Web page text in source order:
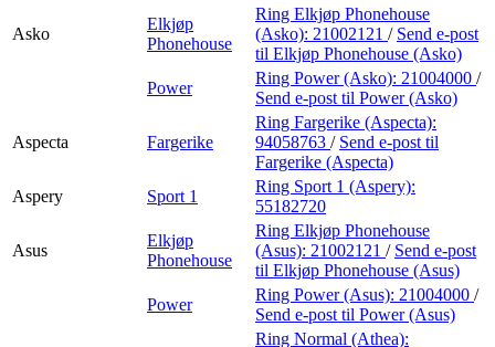
Asko
Elkjøp
Phonehouse
Ring Elkjøp Phonehouse
(Asko): 21002121 / Send e-post
til Elkjøp Phonehouse (Asko)
Power
Ring Power (Asko): 21004000 /
Send e-post til Power (Asko)
Aspecta Fargerike
Ring Fargerike (Aspecta):
94058763 / Send e-post til
Fargerike (Aspecta)
Aspery
Sport 1
Ring Sport 1 (Aspery):
55182720
Asus
Elkjøp
Phonehouse
Ring Elkjøp Phonehouse
(Asus): 21002121 / Send e-post
til Elkjøp Phonehouse (Asus)
Power
Ring Power (Asus): 21004000 /
Send e-post til Power (Asus)
Ring Normal (Athea):